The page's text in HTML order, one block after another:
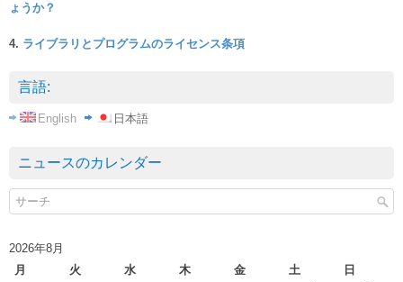
ょうか？
4. ライブラリとプログラムのライセンス条項
言語:
English 日本語
ニュースのカレンダー
2026年8月
月
火 水 木 金 土 日